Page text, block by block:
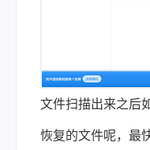
文件扫描出来之后
恢复的文件呢，最